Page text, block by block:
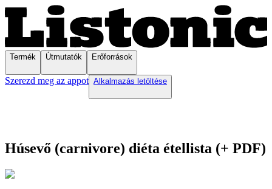
Termék Útmutatók Erőforrások
Szerezd meg az appot Alkalmazás letöltése
Húsevő (carnivore) diéta étellista (+ PDF)